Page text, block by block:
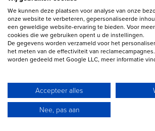
Waarom kiezen voor
BMW i4?
Door de combinatie van sportieve
rijeigenschappen, premium
actieradius en moderne elektrische
We kunnen deze plaatsen voor analyse van onze
onze website te verbeteren, gepersonaliseerde
een geweldige website-ervaring te bieden. Voor
cookies die we gebruiken opent u de instellingen.
De gegevens worden verzameld voor het
het meten van de effectiviteit van
worden gedeeld met Google LLC, meer informatie
Accepteer alles
Nee, pas aan